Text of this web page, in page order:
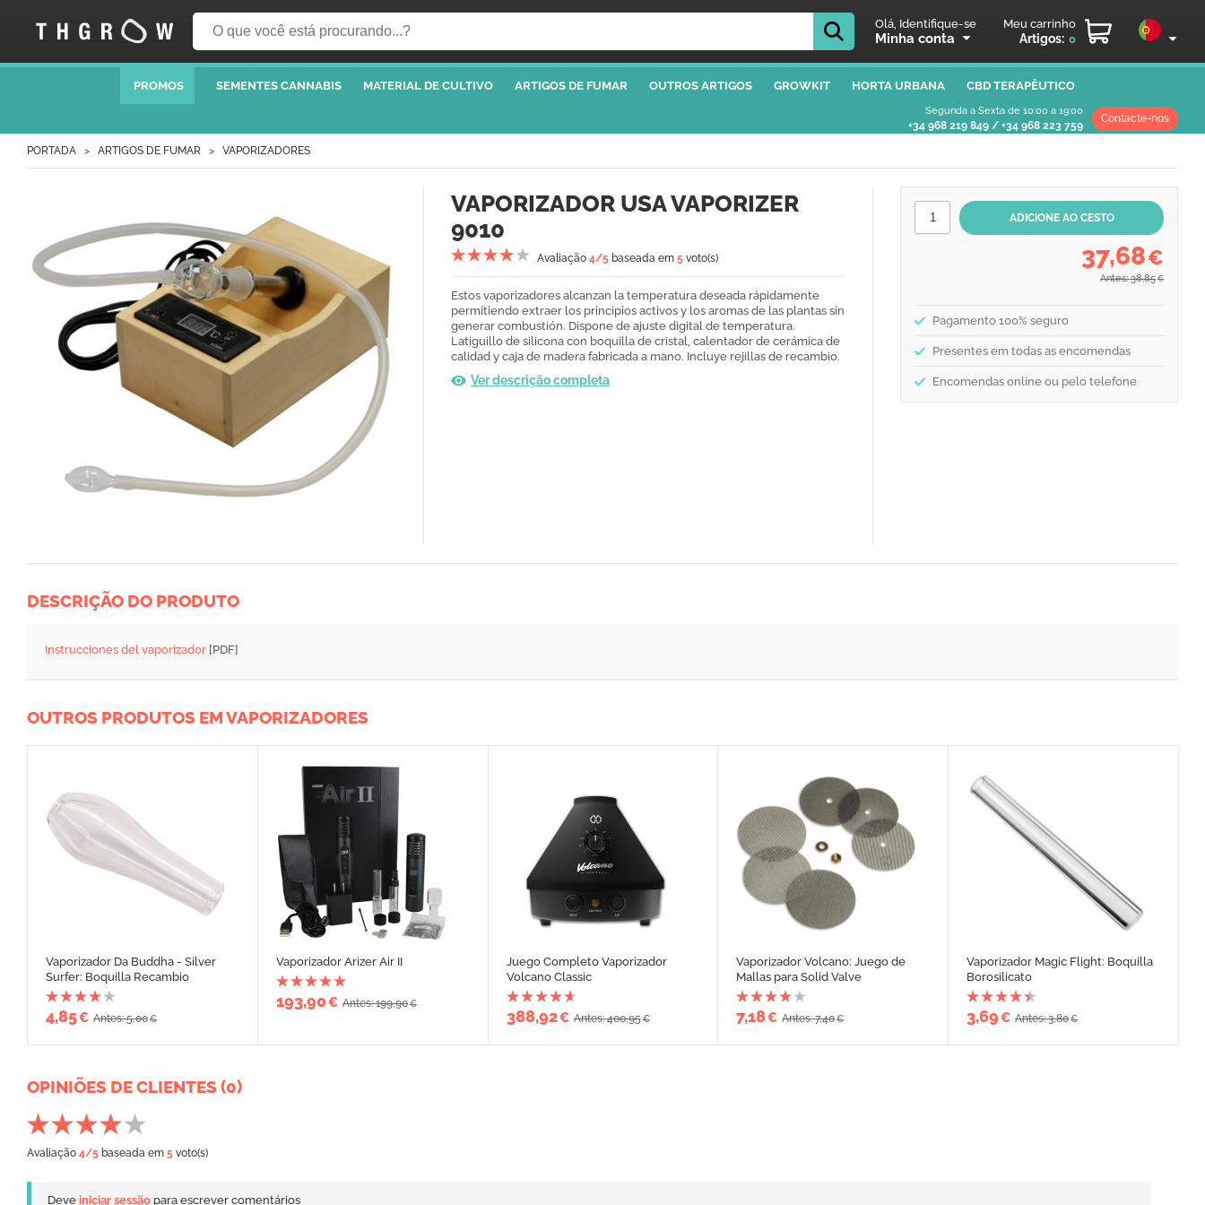
Olá, Identifique-se
Minha conta
Meu carrinho
Artigos: 0
PROMOS SEMENTES CANNABIS MATERIAL DE CULTIVO ARTIGOS DE FUMAR OUTROS ARTIGOS GROWKIT HORTA URBANA CBD TERAPÊUTICO
Segunda a Sexta de 10:00 a 19:00
+34 968 219 849 / +34 968 223 759
Contacte-nos
PORTADA ARTIGOS DE FUMAR VAPORIZADORES
VAPORIZADOR USA VAPORIZER
9010
Avaliação 4/5 baseada em 5 voto(s)
Estos vaporizadores alcanzan la temperatura deseada rápidamente
permitiendo extraer los principios activos y los aromas de las plantas sin
generar combustión. Dispone de ajuste digital de temperatura.
Latiguillo de silicona con boquilla de cristal, calentador de cerámica de
calidad y caja de madera fabricada a mano. Incluye rejillas de recambio.
Ver descrição completa
37,68€
Antes: 38,85 €
Pagamento 100% seguro
Presentes em todas as encomendas
Encomendas online ou pelo telefone
DESCRIÇÃO DO PRODUTO
Instrucciones del vaporizador [PDF]
OUTROS PRODUTOS EM VAPORIZADORES
Vaporizador Da Buddha - Silver
Surfer: Boquilla Recambio
4,85€ Antes: 5,00€
Vaporizador Arizer Air II
193,90€ Antes: 199,90€
Juego Completo Vaporizador
Volcano Classic
388,92€ Antes: 400,95€
Vaporizador Volcano: Juego de
Mallas para Solid Valve
7,18€ Antes: 7,40€
Vaporizador Magic Flight: Boquilla
Borosilicato
3,69€ Antes: 3,80€
OPINIÕES DE CLIENTES (0)
Avaliação 4/5 baseada em 5 voto(s)
Deve iniciar sessão para escrever comentários